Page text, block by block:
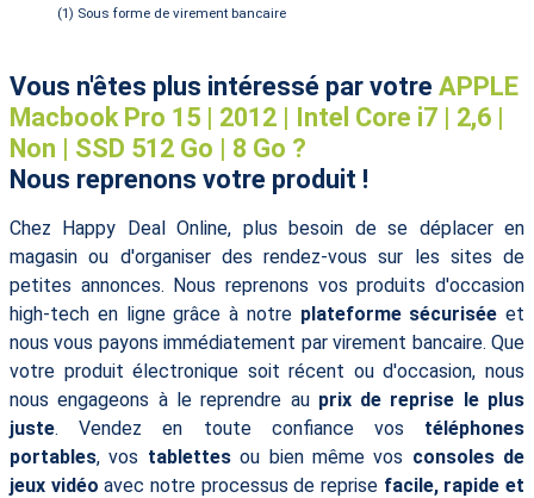
(1) Sous forme de virement bancaire
Vous n'êtes plus intéressé par votre APPLE
Macbook Pro 15 | 2012 | Intel Core i7 | 2,6 |
Non | SSD 512 Go | 8 Go ?
Nous reprenons votre produit !
Chez Happy Deal Online, plus besoin de se déplacer en
magasin ou d'organiser des rendez-vous sur les sites de
petites annonces. Nous reprenons vos produits d'occasion
high-tech en ligne grâce à notre plateforme sécurisée et
nous vous payons immédiatement par virement bancaire. Que
votre produit électronique soit récent ou d'occasion, nous
nous engageons à le reprendre au prix de reprise le plus
juste. Vendez en toute confiance vos téléphones
portables, vos tablettesou bien même vos consoles de
jeux vidéo avec notre processus de reprise facile, rapide et